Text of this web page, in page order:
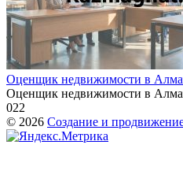
Оценщик недвижимости в
Оценщик недвижимости в
022
© 2026 Создание и